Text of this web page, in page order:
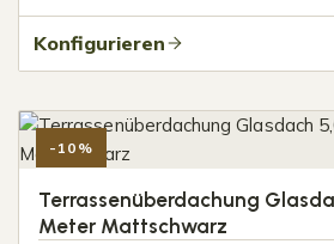
Konfigurieren
-10%
Terrassenüberdachung
Meter Mattschwarz